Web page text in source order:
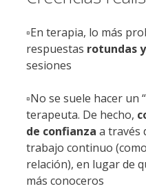
▫️En terapia, lo más
respuestas rotundas
sesiones
▫️No se suele hacer un
terapeuta. De hecho,
de confianza a través
trabajo continuo
relación), en lugar de
más conoceros